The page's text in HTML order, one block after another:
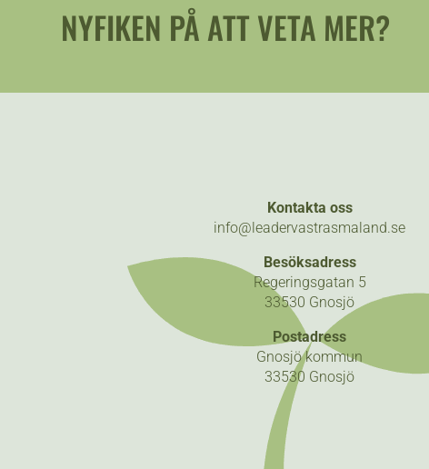
NYFIKEN PÅ ATT VETA MER?
Kontakta oss
info@leadervastrasmaland.se
Besöksadress
Regeringsgatan 5
33530 Gnosjö
Postadress
Gnosjö kommun
33530 Gnosjö